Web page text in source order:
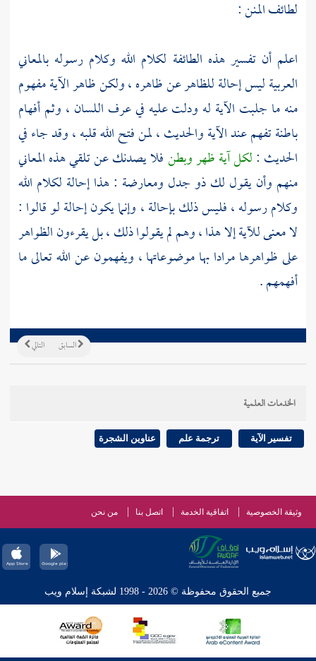
لطائف المنن :
اعلم أن تفسير هذه الطائفة لكلام الله وكلام رسوله بالمعاني
العربية ليس إحالة للظاهر عن ظاهره ، ولكن ظاهر الآية مفهوم
منه ما جلبت الآية له ودلت عليه في عرف اللسان ، وثم أفهام
باطنة تفهم عند الآية والحديث ، لمن فتح الله قلبه ، وقد جاء في
الحديث :لكل آية ظهر وبطنفلا يصدنك عن تلقي هذه المعاني
منهم وأن يقول لك ذو جدل ومعارضة : هذا إحالة لكلام الله
وكلام رسوله ، فليس ذلك بإحالة ، وإنما يكون إحالة لو قالوا :
لا معنى للآية إلا هذا ، وهم لم يقولوا ذلك ، بل يقرءون الظواهر
على ظواهرها مرادا بها موضوعاتها ، ويفهمون عن الله تعالى ما
أفهمهم .
التالي السابق
الخدمات العلمية
تفسير الآية ترجمة علم عناوين الشجرة
وثيقة الخصوصية اتفاقية الخدمة اتصل بنا من نحن
جميع الحقوق محفوظة © 2026 - 1998 لشبكة إسلام ويب